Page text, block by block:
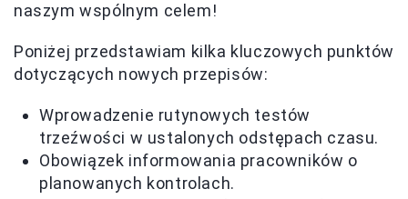
naszym wspólnym celem!
Poniżej przedstawiam kilka kluczowych punktów
dotyczących nowych przepisów:
Wprowadzenie rutynowych testów
trzeźwości w ustalonych odstępach czasu.
Obowiązek informowania pracowników o
planowanych kontrolach.